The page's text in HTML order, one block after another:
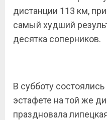
дистанции 113 км,
самый худший
десятка соперников.
В субботу
эстафете на той же
праздновала